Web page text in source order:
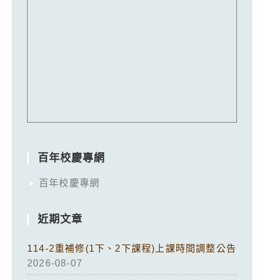
百年校慶專網
百年校慶專網
近期文章
114-2重補修(1下、2下課程)上課時間調整公告
2026-08-07